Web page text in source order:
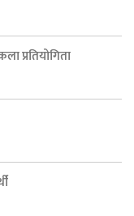
प्रतियोगिता